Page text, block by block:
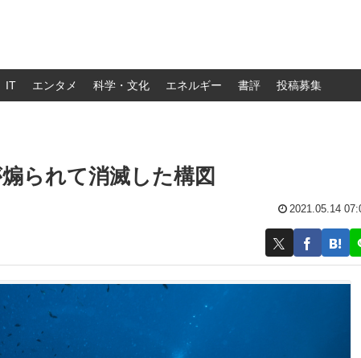
IT エンタメ 科学・文化 エネルギー 書評 投稿募集
られて消滅した構図
2021.05.14